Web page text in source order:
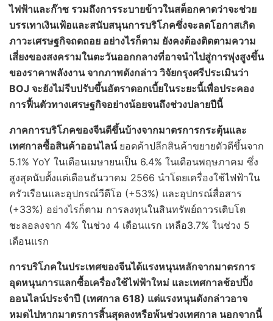
ไฟฟ้าและก๊าซ รวมถึงการระบายข้าวในสต็อกคาดว่าจะช่วย
บรรเทาเงินเฟ้อและสนับสนุนการบริโภคซึ่งจะลดโอกาสเกิด
ภาวะเศรษฐกิจถดถอย อย่างไรก็ตาม ยังคงต้องติดตามความ
เสี่ยงของสงครามในตะวันออกกลางที่อาจนำไปสู่การพุ่งสูงขึ้น
ของราคาพลังงาน จากภาพดังกล่าว วิจัยกรุงศรีประเมินว่า
BOJ จะยังไม่รีบปรับขึ้นอัตราดอกเบี้ยในระยะนี้เพื่อประคอง
การฟื้นตัวทางเศรษฐกิจอย่างน้อยจนถึงช่วงปลายปีนี้
ภาคการบริโภคของจีนดีขึ้นบ้างจากมาตรการกระตุ้นและ
เทศกาลซื้อสินค้าออนไลน์ ยอดค้าปลีกสินค้าขยายตัวดีขึ้นจาก
5.1% YoY ในเดือนเมษายนเป็น 6.4% ในเดือนพฤษภาคม ซึ่ง
สูงสุดนับตั้งแต่เดือนธันวาคม 2566 นำโดยเครื่องใช้ไฟฟ้าใน
ครัวเรือนและอุปกรณ์วีดีโอ (+53%) และอุปกรณ์สื่อสาร
(+33%) อย่างไรก็ตาม การลงทุนในสินทรัพย์ถาวรเติบโต
ชะลอลงจาก 4% ในช่วง 4 เดือนแรก เหลือ3.7% ในช่วง 5
เดือนแรก
การบริโภคในประเทศของจีนได้แรงหนุนหลักจากมาตรการ
อุดหนุนการแลกซื้อเครื่องใช้ไฟฟ้าใหม่ และเทศกาลช้อปปิ้ง
ออนไลน์ประจำปี (เทศกาล 618) แต่แรงหนุนดังกล่าวอาจ
หมดไปหากมาตรการสิ้นสุดลงหรือพ้นช่วงเทศกาล นอกจากนี้